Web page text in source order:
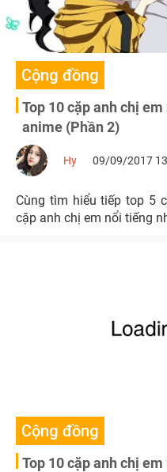
Cộng đồng
Top 10 cặp anh chị
anime (Phần 2)
Hy 09/09/2017
Cùng tìm hiểu tiếp top 5
cặp anh chị em nổi tiếng
Cộng đồng
Top 10 cặp anh chị